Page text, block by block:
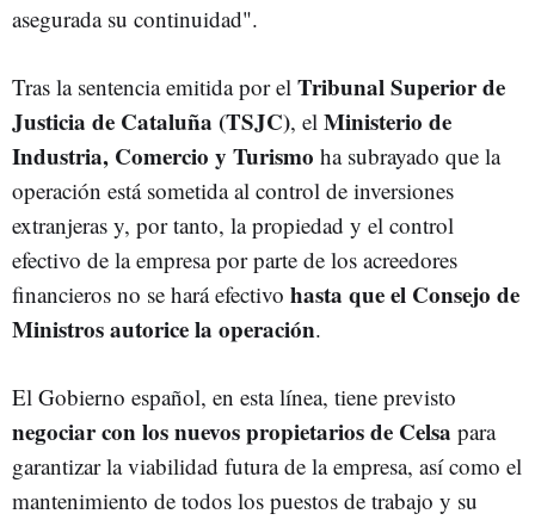
asegurada su continuidad".
Tras la sentencia emitida por el Tribunal Superior de
Justicia de Cataluña (TSJC), el Ministerio de
Industria, Comercio y Turismo ha subrayado que la
operación está sometida al control de inversiones
extranjeras y, por tanto, la propiedad y el control
efectivo de la empresa por parte de los acreedores
financieros no se hará efectivo hasta que el Consejo de
Ministros autorice la operación.
El Gobierno español, en esta línea, tiene previsto
negociar con los nuevos propietarios de Celsa para
garantizar la viabilidad futura de la empresa, así como el
mantenimiento de todos los puestos de trabajo y su